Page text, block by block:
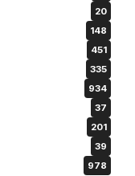
20
148
451
335
934
37
201
39
978